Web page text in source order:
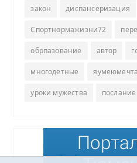
закон диспансеризация
Спортнормажизни72
обрпазование автор
многодетные
уроки мужества послание